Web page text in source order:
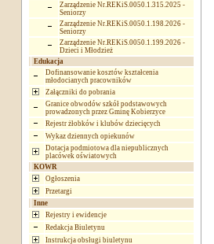
Zarządzenie Nr.REKiS.0050.1.315.2025 -
Seniorzy
Zarządzenie Nr.REKiS.0050.1.198.2026 -
Seniorzy
Zarządzenie Nr.REKiS.0050.1.199.2026 -
Dzieci i Młodzież
Edukacja
Dofinansowanie kosztów kształcenia
młodocianych pracowników
Załączniki do pobrania
Granice obwodów szkół podstawowych
prowadzonych przez Gminę Kobierzyce
Rejestr żłobków i klubów dziecięcych
Wykaz dziennych opiekunów
Dotacja podmiotowa dla niepublicznych
placówek oświatowych
KOWR
Ogłoszenia
Przetargi
Inne
Rejestry i ewidencje
Redakcja Biuletynu
Instrukcja obsługi biuletynu